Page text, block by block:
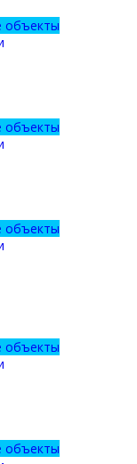
объекты
объекты
объекты
объекты
объекты